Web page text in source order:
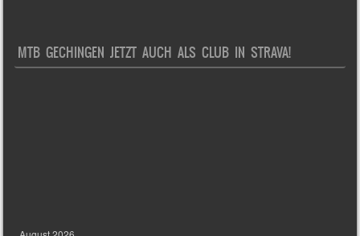
MTB GECHINGEN JETZT AUCH ALS CLUB IN STRAVA!